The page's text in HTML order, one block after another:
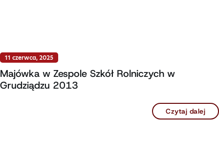
11 czerwca, 2025
Majówka w Zespole Szkół Rolniczych w
Grudziądzu 2013
Czytaj dalej